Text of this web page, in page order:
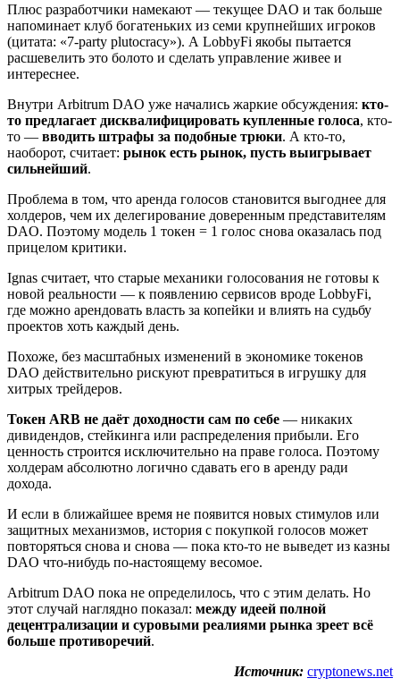
Плюс разработчики намекают — текущее DAO и так больше
напоминает клуб богатеньких из семи крупнейших игроков
(цитата: «7-party plutocracy»). А LobbyFi якобы пытается
расшевелить это болото и сделать управление живее и
интереснее.
Внутри Arbitrum DAO уже начались жаркие обсуждения: кто-
то предлагает дисквалифицировать купленные голоса, кто-
то — вводить штрафы за подобные трюки. А кто-то,
наоборот, считает: рынок есть рынок, пусть выигрывает
сильнейший.
Проблема в том, что аренда голосов становится выгоднее для
холдеров, чем их делегирование доверенным представителям
DAO. Поэтому модель 1 токен = 1 голос снова оказалась под
прицелом критики.
Ignas считает, что старые механики голосования не готовы к
новой реальности — к появлению сервисов вроде LobbyFi,
где можно арендовать власть за копейки и влиять на судьбу
проектов хоть каждый день.
Похоже, без масштабных изменений в экономике токенов
DAO действительно рискуют превратиться в игрушку для
хитрых трейдеров.
Токен ARB не даёт доходности сам по себе — никаких
дивидендов, стейкинга или распределения прибыли. Его
ценность строится исключительно на праве голоса. Поэтому
холдерам абсолютно логично сдавать его в аренду ради
дохода.
И если в ближайшее время не появится новых стимулов или
защитных механизмов, история с покупкой голосов может
повторяться снова и снова — пока кто-то не выведет из казны
DAO что-нибудь по-настоящему весомое.
Arbitrum DAO пока не определилось, что с этим делать. Но
этот случай наглядно показал: между идеей полной
децентрализации и суровыми реалиями рынка зреет всё
больше противоречий.
Источник: cryptonews.net